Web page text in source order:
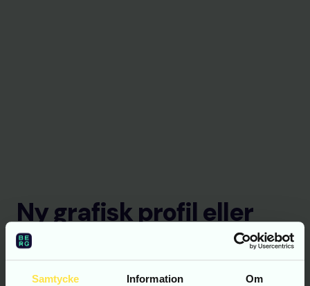
Samtycke Information Om
Ny grafisk profil eller
löpande produktion?
Vi hjälper dig med en ny logotyp eller en hel